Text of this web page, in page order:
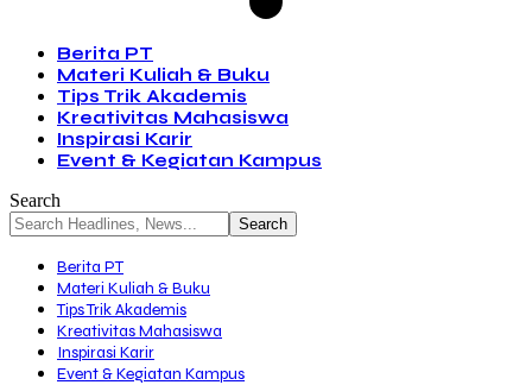
Berita PT
Materi Kuliah & Buku
Tips Trik Akademis
Kreativitas Mahasiswa
Inspirasi Karir
Event & Kegiatan Kampus
Search
Berita PT
Materi Kuliah & Buku
Tips Trik Akademis
Kreativitas Mahasiswa
Inspirasi Karir
Event & Kegiatan Kampus